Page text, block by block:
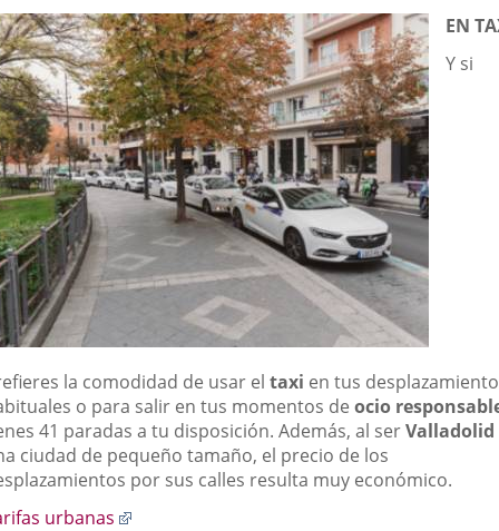
EN
Y si
la comodidad de usar el taxi en tus
o para salir en tus momentos de ocio
41 paradas a tu disposición. Además, al serValladolid
ciudad de pequeño tamaño, el precio de los
por sus calles resulta muy económico.
urbanas